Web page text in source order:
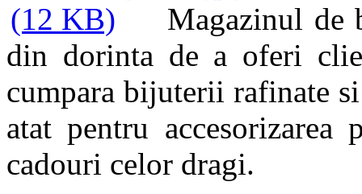
Magazinul de
din dorinta de a oferi
cumpara bijuterii rafinate
atat pentru
cadouri celor dragi.